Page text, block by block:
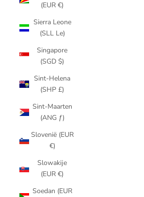
(EUR €)
Sierra Leone
(SLL Le)
Singapore
(SGD $)
Sint-Helena
(SHP £)
Sint-Maarten
(ANG ƒ)
Slovenië (EUR
€)
Slowakije
(EUR €)
Soedan (EUR